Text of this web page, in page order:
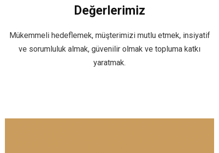
Değerlerimiz
Mükemmeli hedeflemek, müşterimizi mutlu etmek, insiyatif
ve sorumluluk almak, güvenilir olmak ve topluma katkı
yaratmak.